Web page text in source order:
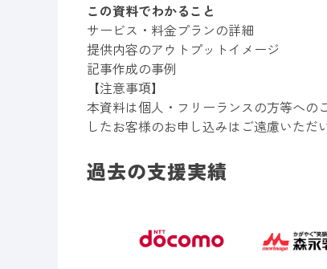
この資料でわかること
サービス・料金プランの詳細
提供内容のアウトプットイメージ
記事作成の事例
【注意事項】
本資料は個人・フリーランスの方等への
したお客様のお申し込みはご遠慮いただ
過去の支援実績